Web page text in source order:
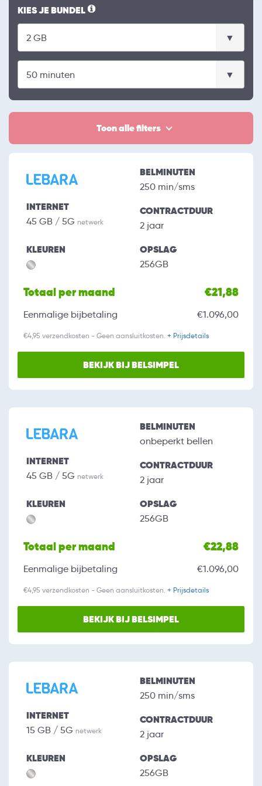
KIES JE BUNDEL
Toon alle filters
INTERNET
45 GB / 5G netwerk
BELMINUTEN
250 min/sms
CONTRACTDUUR
2 jaar
KLEUREN OPSLAG
256GB
Totaal per maand €21,88
Eenmalige bijbetaling €1.096,00
€4,95 verzendkosten - Geen aansluitkosten. + Prijsdetails
BEKIJK BIJ BELSIMPEL
INTERNET
45 GB / 5G netwerk
BELMINUTEN
onbeperkt bellen
CONTRACTDUUR
2 jaar
KLEUREN OPSLAG
256GB
Totaal per maand €22,88
Eenmalige bijbetaling €1.096,00
€4,95 verzendkosten - Geen aansluitkosten. + Prijsdetails
BEKIJK BIJ BELSIMPEL
INTERNET
15 GB / 5G netwerk
BELMINUTEN
250 min/sms
CONTRACTDUUR
2 jaar
KLEUREN OPSLAG
256GB